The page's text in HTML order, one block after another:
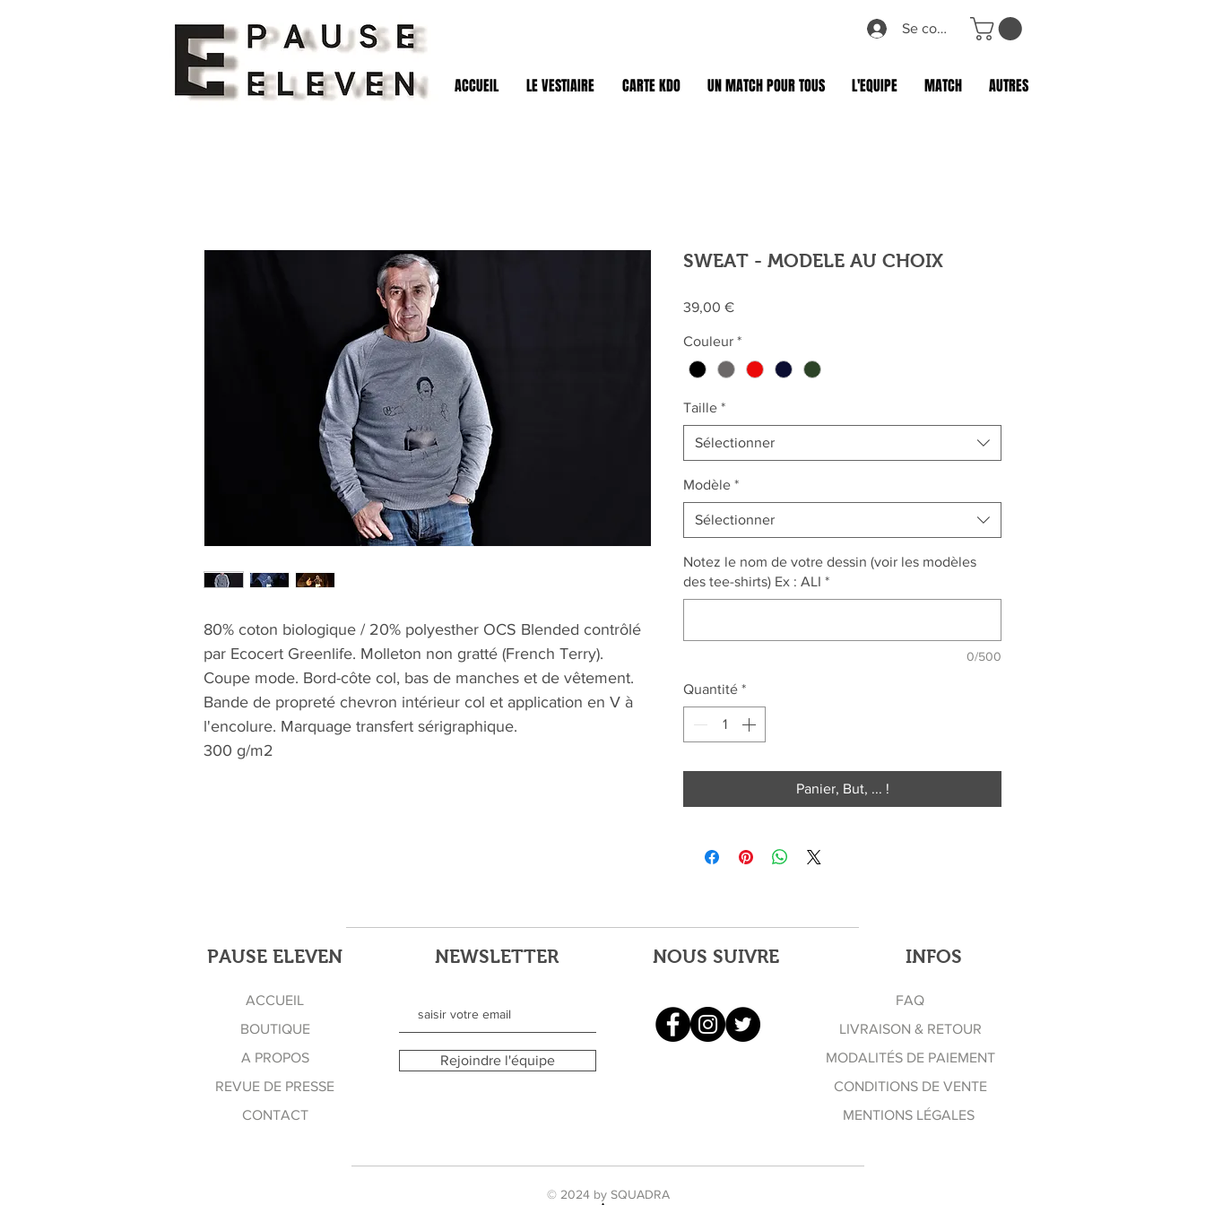
Se connecter
ACCUEIL LE VESTIAIRE CARTE KDO UN MATCH POUR TOUS L'EQUIPE MATCH AUTRES
80% coton biologique / 20% polyesther OCS Blended contrôlé
par Ecocert Greenlife. Molleton non gratté (French Terry).
Coupe mode. Bord-côte col, bas de manches et de vêtement.
Bande de propreté chevron intérieur col et application en V à
l'encolure. Marquage transfert sérigraphique.
300 g/m2
SWEAT - MODELE AU CHOIX
39,00 €Prix
Couleur *
Taille *
Sélectionner
Modèle *
Sélectionner
Notez le nom de votre dessin (voir les modèles
des tee-shirts) Ex : ALI *
0/500
Quantité *
Panier, But, ... !
PAUSE ELEVEN
ACCUEIL
BOUTIQUE
A PROPOS
REVUE DE PRESSE
CONTACT
NEWSLETTER
Rejoindre l'équipe
NOUS SUIVRE INFOS
FAQ
LIVRAISON & RETOUR
MODALITÉS DE PAIEMENT
CONDITIONS DE VENTE
MENTIONS LÉGALES
© 2024 by SQUADRA